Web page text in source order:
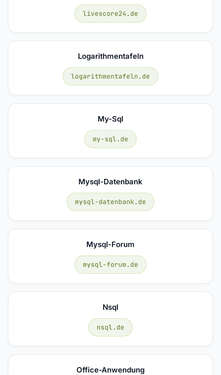
livescore24.de
Logarithmentafeln
logarithmentafeln.de
My-Sql
my-sql.de
Mysql-Datenbank
mysql-datenbank.de
Mysql-Forum
mysql-forum.de
Nsql
nsql.de
Office-Anwendung